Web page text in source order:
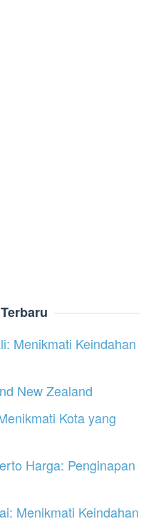
Menikmati Keindahan
New Zealand
Kota yang
Harga: Penginapan
Menikmati Keindahan